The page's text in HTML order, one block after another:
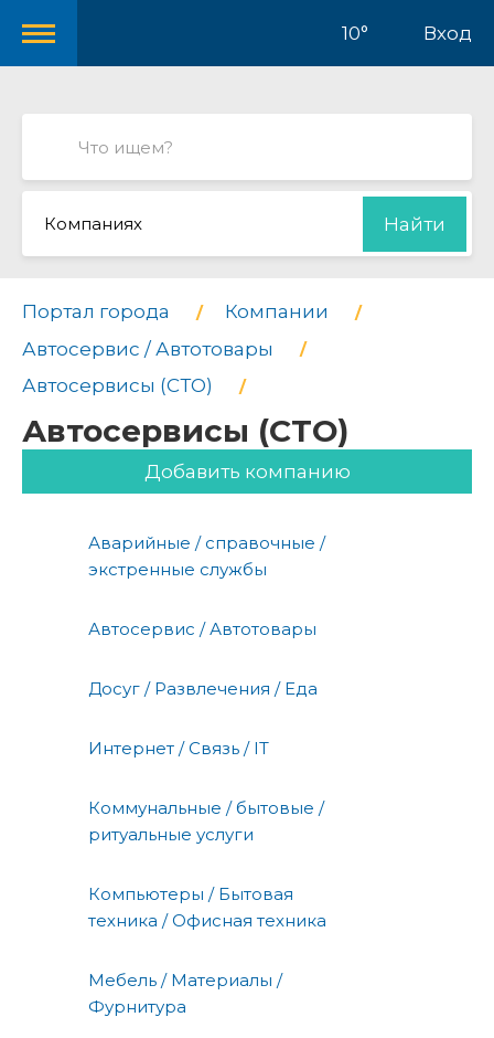
10° Вход
Компаниях Найти
Портал города
Компании
Автосервис / Автотовары
Автосервисы (СТО)
Автосервисы (СТО)
Добавить компанию
Аварийные / справочные /
экстренные службы
Автосервис / Автотовары
Досуг / Развлечения / Еда
Интернет / Связь / IT
Коммунальные / бытовые /
ритуальные услуги
Компьютеры / Бытовая
техника / Офисная техника
Мебель / Материалы /
Фурнитура